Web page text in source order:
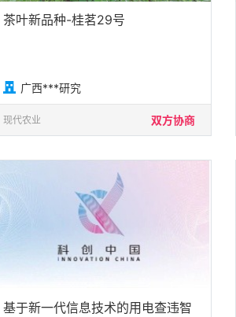
茶叶新品种-桂茗29号
 广西***研究
现代农业 双方协商
基于新一代信息技术的用电查违智